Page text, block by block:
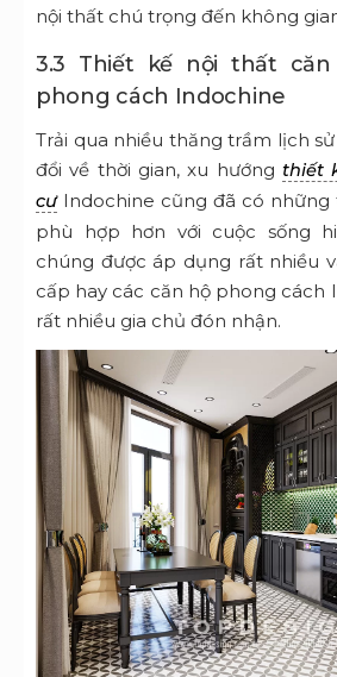
nội thất chú trọng đến không
3.3 Thiết kế nội thất
phong cách Indochine
Trải qua nhiều thăng trầm lịch
đổi về thời gian, xu hướng thiết
cưIndochine cũng đã có những
phù hợp hơn với cuộc sống
chúng được áp dụng rất nhiều
cấp hay các căn hộ phong cách
rất nhiều gia chủ đón nhận.